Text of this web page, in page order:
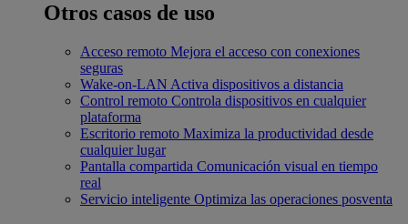
Otros casos de uso
Acceso remoto Mejora el acceso con conexiones
seguras
Wake-on-LAN Activa dispositivos a distancia
Control remoto Controla dispositivos en cualquier
plataforma
Escritorio remoto Maximiza la productividad desde
cualquier lugar
Pantalla compartida Comunicación visual en tiempo
real
Servicio inteligente Optimiza las operaciones posventa